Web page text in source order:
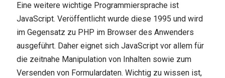
Eine weitere wichtige Programmiersprache ist
JavaScript. Veröffentlicht wurde diese 1995 und wird
im Gegensatz zu PHP im Browser des Anwenders
ausgeführt. Daher eignet sich JavaScript vor allem für
die zeitnahe Manipulation von Inhalten sowie zum
Versenden von Formulardaten. Wichtig zu wissen ist,